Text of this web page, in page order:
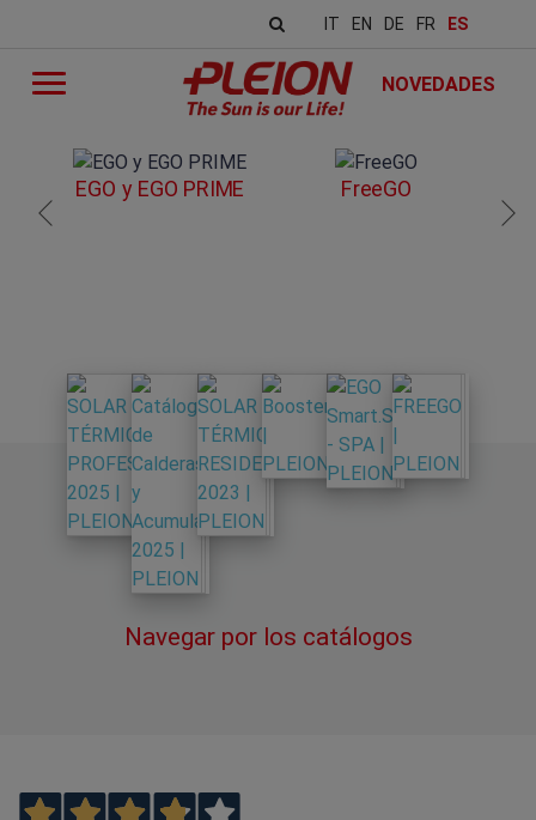
IT EN DE FR ES
NOVEDADES
EGO y EGO PRIME FreeGO
Navegar por los catálogos